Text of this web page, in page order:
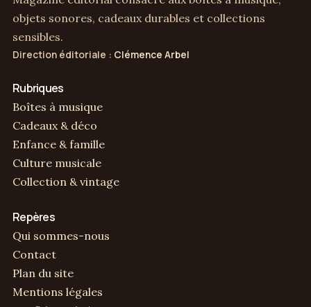
Conseil rapide
Si l’objet est destiné à un enfant, privilégier la
mécanisme fragile.
Boîte à Musique
Magazine éditorial consacré aux boîtes à musique,
objets sonores, cadeaux durables et collections